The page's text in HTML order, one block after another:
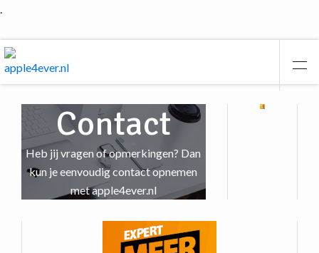
.
Contact
Heb jij vragen of opmerkingen? Dan
kun je eenvoudig contact opnemen
met apple4ever.nl